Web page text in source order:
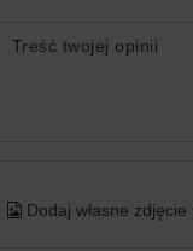
Treść twojej opinii
Dodaj własne zdjęcie